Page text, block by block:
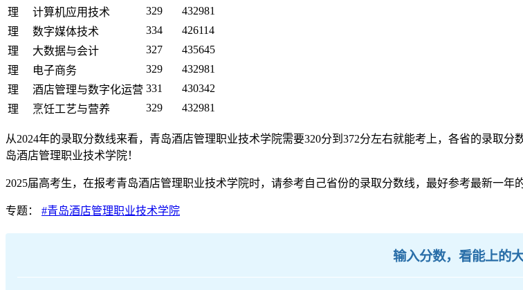
理
计算机应用技术 329
432981
理
数字媒体技术 334
426114
理
大数据与会计 327
435645
理
电子商务 329
432981
理
酒店管理与数字化运营 331
430342
理
烹饪工艺与营养 329 432981
从2024年的录取分数线来看，青岛酒店管理职业技术学院需要320分到372分左右就能考上，各省的录取
岛酒店管理职业技术学院！
2025届高考生，在报考青岛酒店管理职业技术学院时，请参考自己省份的录取分数线，最好参考最新一年
专题： #青岛酒店管理职业技术学院
输入分数，看能上的